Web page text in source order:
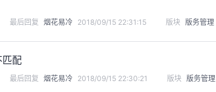
最后回复 烟花易冷 2018/09/15 22:31:15 版块 版务管理
匹配
最后回复 烟花易冷 2018/09/15 22:30:21 版块 版务管理